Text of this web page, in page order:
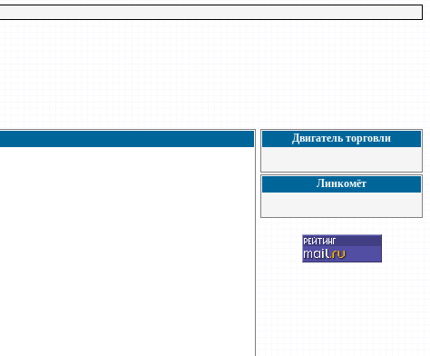
Двигатель торговли
Линкомёт